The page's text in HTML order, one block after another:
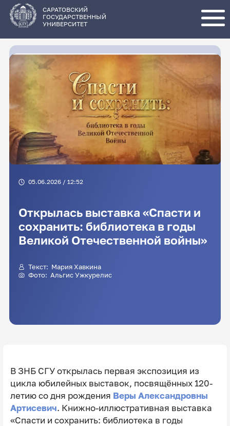
основному
содержанию
САРАТОВСКИЙ
ГОСУДАРСТВЕННЫЙ
УНИВЕРСИТЕТ
05.06.2026 / 12:52
Открылась выставка «Спасти и
сохранить: библиотека в годы
Великой Отечественной войны»
Текст: Мария Хавкина
Фото: Альгис Ужкурелис
В ЗНБ СГУ открылась первая экспозиция из
цикла юбилейных выставок, посвящённых 120-
летию со дня рождения Веры Александровны
Артисевич. Книжно-иллюстративная выставка
«Спасти и сохранить: библиотека в годы